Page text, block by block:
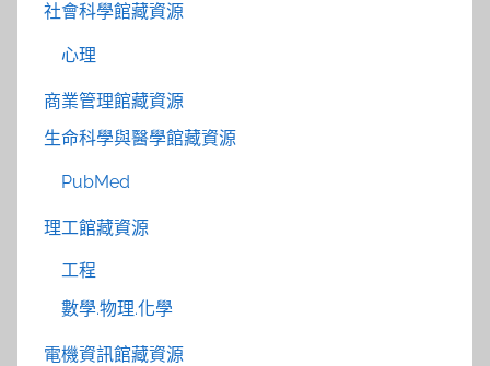
社會科學館藏資源
心理
商業管理館藏資源
生命科學與醫學館藏資源
PubMed
理工館藏資源
工程
數學.物理.化學
電機資訊館藏資源